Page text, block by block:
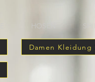
HOSEN
Damen Kleidung